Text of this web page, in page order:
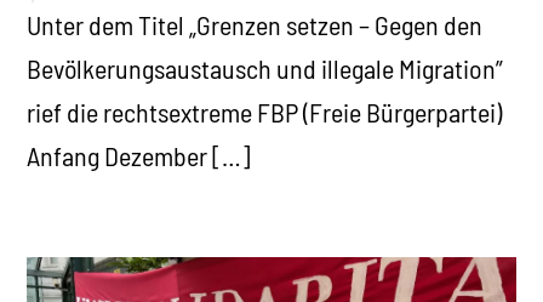
Unter dem Titel „Grenzen setzen – Gegen den
Bevölkerungsaustausch und illegale Migration”
rief die rechtsextreme FBP (Freie Bürgerpartei)
Anfang Dezember […]